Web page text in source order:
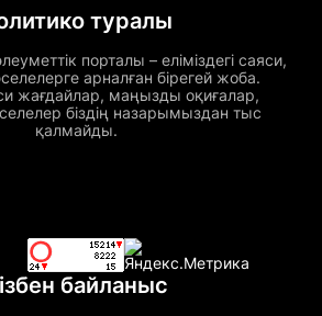
туралы
порталы – еліміздегі саяси,
арналған бірегей жоба.
жағдайлар, маңызды оқиғалар,
біздің назарымыздан тыс
қалмайды.
байланыс